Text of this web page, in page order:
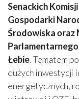
Senackich
Gospodarki
Środowiska oraz
Parlamentarnego
Łebie. Tematem
dużych inwestycji
energetycznych,